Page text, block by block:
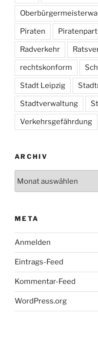
Piraten
Radverkehr
rechtskonform
Stadt Leipzig
Stadtverwaltung
Verkehrsgefährdung
ARCHIV
META
Anmelden
Eintrags-Feed
Kommentar-Feed
WordPress.org